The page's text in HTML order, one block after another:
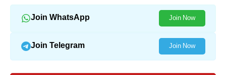
Join WhatsApp Join Now
Join Telegram Join Now